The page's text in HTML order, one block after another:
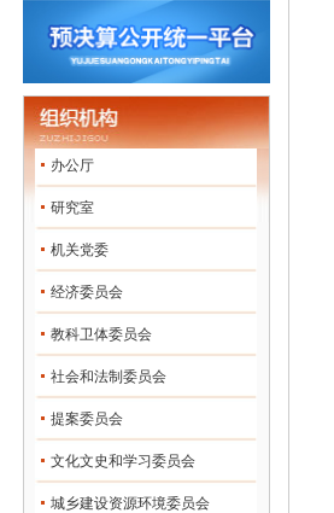
办公厅
研究室
机关党委
经济委员会
教科卫体委员会
社会和法制委员会
提案委员会
文化文史和学习委员会
城乡建设资源环境委员会